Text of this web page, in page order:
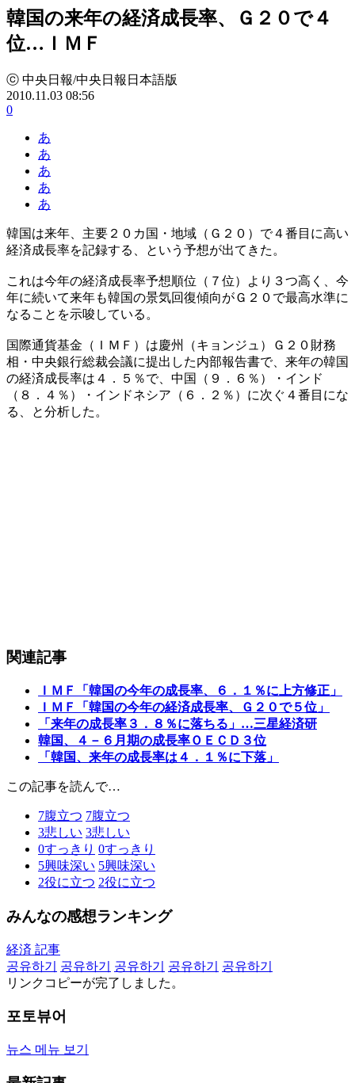
韓国の来年の経済成長率、Ｇ２０で４
位…ＩＭＦ
ⓒ 中央日報/中央日報日本語版
2010.11.03 08:56
0
あ
あ
あ
あ
あ
韓国は来年、主要２０カ国・地域（Ｇ２０）で４番目に高い
経済成長率を記録する、という予想が出てきた。
これは今年の経済成長率予想順位（７位）より３つ高く、今
年に続いて来年も韓国の景気回復傾向がＧ２０で最高水準に
なることを示唆している。
国際通貨基金（ＩＭＦ）は慶州（キョンジュ）Ｇ２０財務
相・中央銀行総裁会議に提出した内部報告書で、来年の韓国
の経済成長率は４．５％で、中国（９．６％）・インド
（８．４％）・インドネシア（６．２％）に次ぐ４番目にな
る、と分析した。
関連記事
ＩＭＦ「韓国の今年の成長率、６．１％に上方修正」
ＩＭＦ「韓国の今年の経済成長率、Ｇ２０で５位」
「来年の成長率３．８％に落ちる」…三星経済研
韓国、４－６月期の成長率ＯＥＣＤ３位
「韓国、来年の成長率は４．１％に下落」
この記事を読んで…
7腹立つ 7腹立つ
3悲しい 3悲しい
0すっきり 0すっきり
5興味深い 5興味深い
2役に立つ 2役に立つ
みんなの感想ランキング
経済 記事
공유하기
공유하기 공유하기 공유하기
공유하기
リンクコピーが完了しました。
포토뷰어
뉴스 메뉴 보기